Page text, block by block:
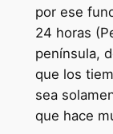
por ese
24 horas
península,
que los
sea
que hace